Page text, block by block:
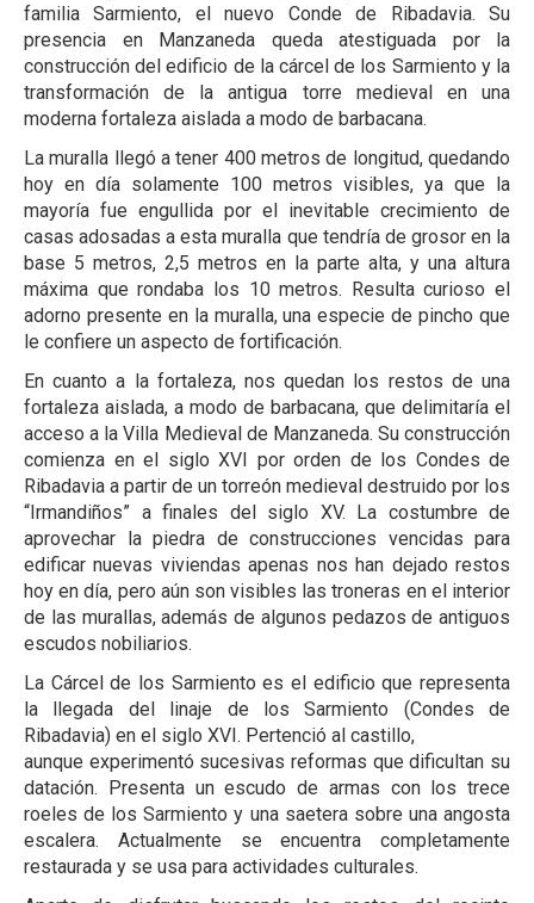
familia Sarmiento, el nuevo Conde de Ribadavia. Su
presencia en Manzaneda queda atestiguada por la
construcción del edificio de la cárcel de los Sarmiento y la
transformación de la antigua torre medieval en una
moderna fortaleza aislada a modo de barbacana.
La muralla llegó a tener 400 metros de longitud, quedando
hoy en día solamente 100 metros visibles, ya que la
mayoría fue engullida por el inevitable crecimiento de
casas adosadas a esta muralla que tendría de grosor en la
base 5 metros, 2,5 metros en la parte alta, y una altura
máxima que rondaba los 10 metros. Resulta curioso el
adorno presente en la muralla, una especie de pincho que
le confiere un aspecto de fortificación.
En cuanto a la fortaleza, nos quedan los restos de una
fortaleza aislada, a modo de barbacana, que delimitaría el
acceso a la Villa Medieval de Manzaneda. Su construcción
comienza en el siglo XVI por orden de los Condes de
Ribadavia a partir de un torreón medieval destruido por los
“Irmandiños” a finales del siglo XV. La costumbre de
aprovechar la piedra de construcciones vencidas para
edificar nuevas viviendas apenas nos han dejado restos
hoy en día, pero aún son visibles las troneras en el interior
de las murallas, además de algunos pedazos de antiguos
escudos nobiliarios.
La Cárcel de los Sarmiento es el edificio que representa
la llegada del linaje de los Sarmiento (Condes de
Ribadavia) en el siglo XVI. Pertenció al castillo,
aunque experimentó sucesivas reformas que dificultan su
datación. Presenta un escudo de armas con los trece
roeles de los Sarmiento y una saetera sobre una angosta
escalera. Actualmente se encuentra completamente
restaurada y se usa para actividades culturales.